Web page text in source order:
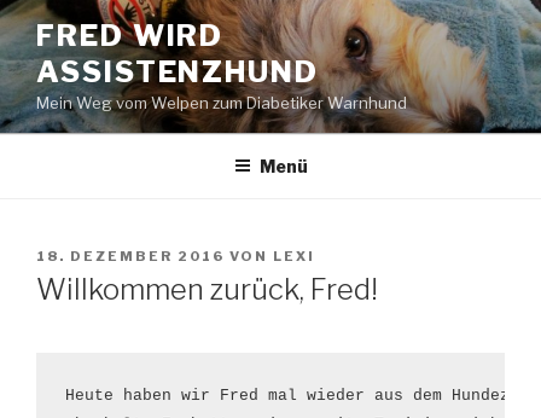
Zum
Inhalt
springen
FRED WIRD
ASSISTENZHUND
Mein Weg vom Welpen zum Diabetiker Warnhund
Menü
VERÖFFENTLICHT
AM
18. DEZEMBER 2016 VON LEXI
Willkommen zurück, Fred!
Heute haben wir Fred mal wieder aus dem